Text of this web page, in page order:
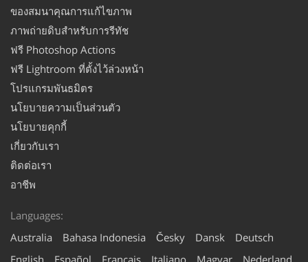
ของสมนาคุณการแก้ไขภาพ
ภาพถ่ายดิบสำหรับการรีทัช
ฟรี Photoshop Actions
ฟรี Lightroom ที่ตั้งไว้ล่วงหน้า
โปรแกรมพันธมิตร
นโยบายความเป็นส่วนตัว
นโยบายคุกกี้
เกี่ยวกับเรา
ติดต่อเรา
อาชีพ
Languages:
Australia
Bahasa Indonesia Česky Dansk
Deutsch
English
Español Français Italiano Magyar Nederland